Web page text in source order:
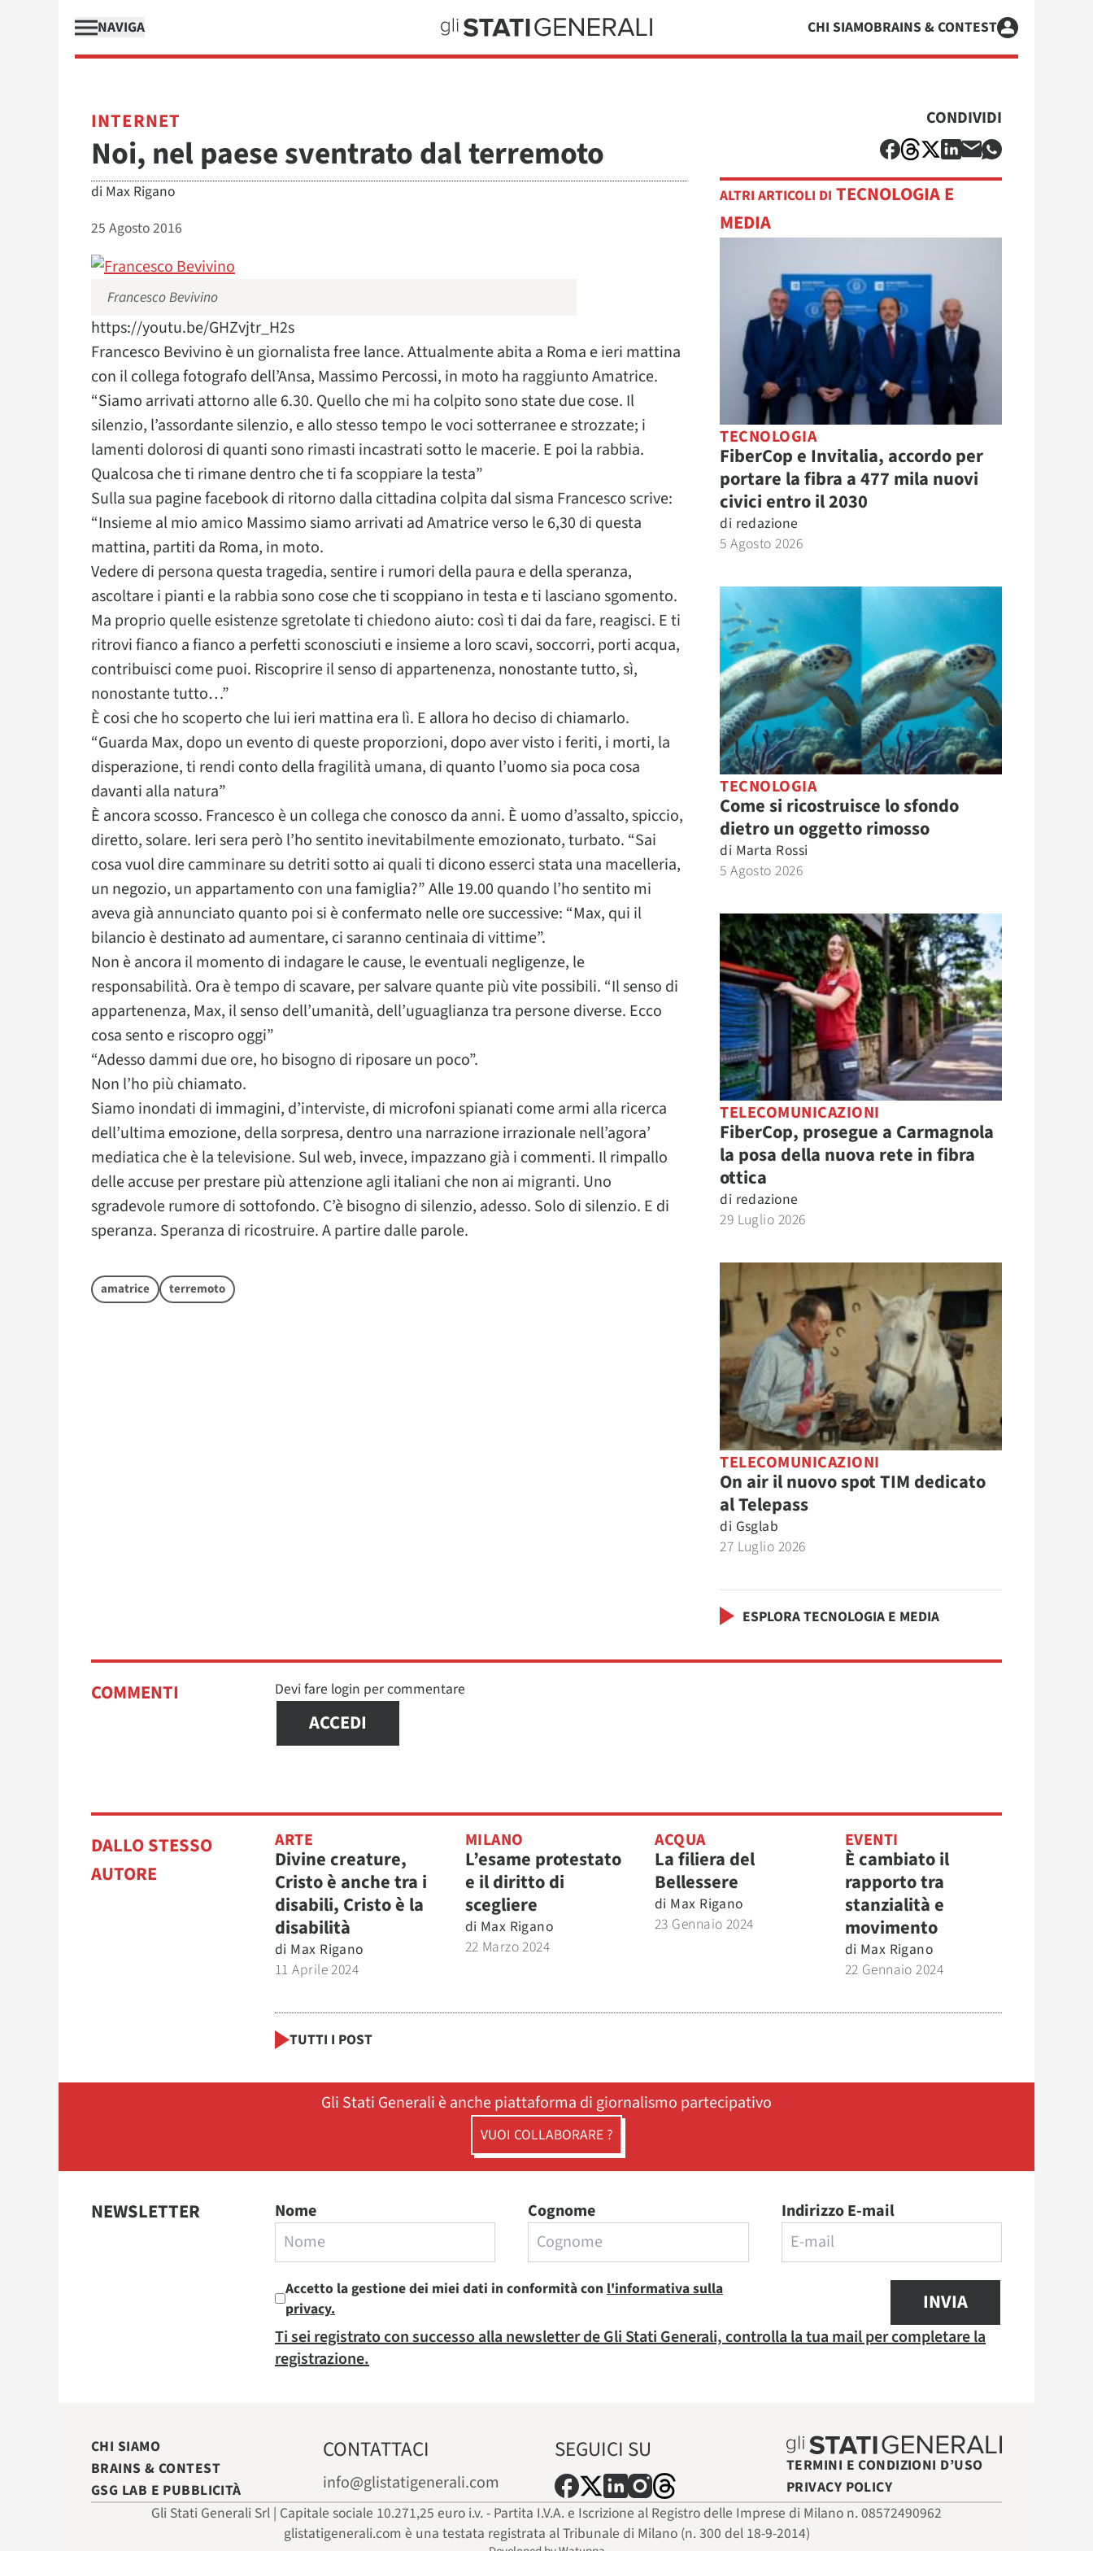
NAVIGA CHI SIAMOBRAINS & CONTEST
INTERNET
Noi, nel paese sventrato dal terremoto
di Max Rigano
25 Agosto 2016
Francesco Bevivino
https://youtu.be/GHZvjtr_H2s
Francesco Bevivino è un giornalista free lance. Attualmente abita a Roma e ieri mattina
con il collega fotografo dell’Ansa, Massimo Percossi, in moto ha raggiunto Amatrice.
“Siamo arrivati attorno alle 6.30. Quello che mi ha colpito sono state due cose. Il
silenzio, l’assordante silenzio, e allo stesso tempo le voci sotterranee e strozzate; i
lamenti dolorosi di quanti sono rimasti incastrati sotto le macerie. E poi la rabbia.
Qualcosa che ti rimane dentro che ti fa scoppiare la testa”
Sulla sua pagine facebook di ritorno dalla cittadina colpita dal sisma Francesco scrive:
“Insieme al mio amico Massimo siamo arrivati ad Amatrice verso le 6,30 di questa
mattina, partiti da Roma, in moto.
Vedere di persona questa tragedia, sentire i rumori della paura e della speranza,
ascoltare i pianti e la rabbia sono cose che ti scoppiano in testa e ti lasciano sgomento.
Ma proprio quelle esistenze sgretolate ti chiedono aiuto: così ti dai da fare, reagisci. E ti
ritrovi fianco a fianco a perfetti sconosciuti e insieme a loro scavi, soccorri, porti acqua,
contribuisci come puoi. Riscoprire il senso di appartenenza, nonostante tutto, sì,
nonostante tutto…”
È cosi che ho scoperto che lui ieri mattina era lì. E allora ho deciso di chiamarlo.
“Guarda Max, dopo un evento di queste proporzioni, dopo aver visto i feriti, i morti, la
disperazione, ti rendi conto della fragilità umana, di quanto l’uomo sia poca cosa
davanti alla natura”
È ancora scosso. Francesco è un collega che conosco da anni. È uomo d’assalto, spiccio,
diretto, solare. Ieri sera però l’ho sentito inevitabilmente emozionato, turbato. “Sai
cosa vuol dire camminare su detriti sotto ai quali ti dicono esserci stata una macelleria,
un negozio, un appartamento con una famiglia?” Alle 19.00 quando l’ho sentito mi
aveva già annunciato quanto poi si è confermato nelle ore successive: “Max, qui il
bilancio è destinato ad aumentare, ci saranno centinaia di vittime”.
Non è ancora il momento di indagare le cause, le eventuali negligenze, le
responsabilità. Ora è tempo di scavare, per salvare quante più vite possibili. “Il senso di
appartenenza, Max, il senso dell’umanità, dell’uguaglianza tra persone diverse. Ecco
cosa sento e riscopro oggi”
“Adesso dammi due ore, ho bisogno di riposare un poco”.
Non l’ho più chiamato.
Siamo inondati di immagini, d’interviste, di microfoni spianati come armi alla ricerca
dell’ultima emozione, della sorpresa, dentro una narrazione irrazionale nell’agora’
mediatica che è la televisione. Sul web, invece, impazzano già i commenti. Il rimpallo
delle accuse per prestare più attenzione agli italiani che non ai migranti. Uno
sgradevole rumore di sottofondo. C’è bisogno di silenzio, adesso. Solo di silenzio. E di
speranza. Speranza di ricostruire. A partire dalle parole.
amatrice terremoto
CONDIVIDI
ALTRI ARTICOLI DI TECNOLOGIA E
MEDIA
TECNOLOGIA
FiberCop e Invitalia, accordo per
portare la fibra a 477 mila nuovi
civici entro il 2030
di redazione
5 Agosto 2026
TECNOLOGIA
Come si ricostruisce lo sfondo
dietro un oggetto rimosso
di Marta Rossi
5 Agosto 2026
TELECOMUNICAZIONI
FiberCop, prosegue a Carmagnola
la posa della nuova rete in fibra
ottica
di redazione
29 Luglio 2026
TELECOMUNICAZIONI
On air il nuovo spot TIM dedicato
al Telepass
di Gsglab
27 Luglio 2026
ESPLORA TECNOLOGIA E MEDIA
COMMENTI Devi fare login per commentare
ACCEDI
DALLO STESSO
AUTORE
ARTE
Divine creature,
Cristo è anche tra i
disabili, Cristo è la
disabilità
di Max Rigano
11 Aprile 2024
MILANO
L’esame protestato
e il diritto di
scegliere
di Max Rigano
22 Marzo 2024
ACQUA
La filiera del
Bellessere
di Max Rigano
23 Gennaio 2024
EVENTI
È cambiato il
rapporto tra
stanzialità e
movimento
di Max Rigano
22 Gennaio 2024
TUTTI I POST
Gli Stati Generali è anche piattaforma di giornalismo partecipativo
VUOI COLLABORARE ?
NEWSLETTER Nome Cognome Indirizzo E-mail
Accetto la gestione dei miei dati in conformità con l'informativa sulla
privacy.
INVIA
Ti sei registrato con successo alla newsletter de Gli Stati Generali, controlla la tua mail per completare la
registrazione.
CHI SIAMO
BRAINS & CONTEST
GSG LAB E PUBBLICITÀ
CONTATTACI
info@glistatigenerali.com
SEGUICI SU
TERMINI E CONDIZIONI D’USO
PRIVACY POLICY
Gli Stati Generali Srl | Capitale sociale 10.271,25 euro i.v. - Partita I.V.A. e Iscrizione al Registro delle Imprese di Milano n. 08572490962
glistatigenerali.com è una testata registrata al Tribunale di Milano (n. 300 del 18-9-2014)